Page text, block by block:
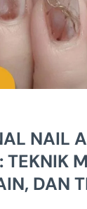
NAIL
TEKNIK
DAN